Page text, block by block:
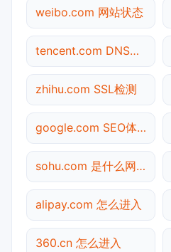
weibo.com 网站状态
tencent.com DNS解析
zhihu.com SSL检测
google.com SEO体检
sohu.com 是什么网站
alipay.com 怎么进入
360.cn 怎么进入